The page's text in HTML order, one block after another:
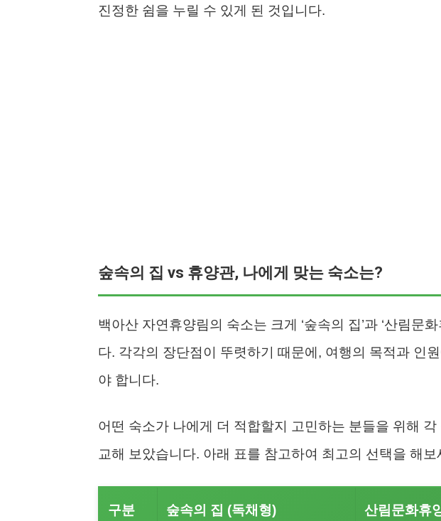
진정한 쉼을 누릴 수 있게 된 것입니다.
숲속의 집 vs 휴양관, 나에게 맞는 숙소는?
백아산 자연휴양림의 숙소는 크게 ‘숲속의 집’과 ‘산림문
다. 각각의 장단점이 뚜렷하기 때문에, 여행의 목적과 인
야 합니다.
어떤 숙소가 나에게 더 적합할지 고민하는 분들을 위해 각
교해 보았습니다. 아래 표를 참고하여 최고의 선택을 해보
구분 숲속의 집 (독채형) 산림문화휴